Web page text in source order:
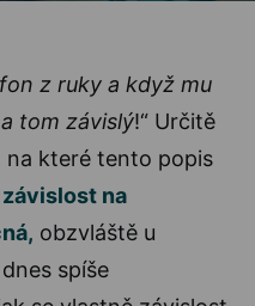
z ruky a když mu
tom závislý!“ Určitě
na které tento popis
závislost na
obzvláště u
spíše